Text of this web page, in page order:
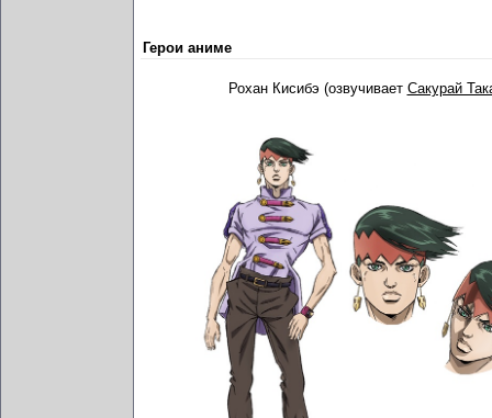
Герои аниме
Рохан Кисибэ (озвучивает Сакурай